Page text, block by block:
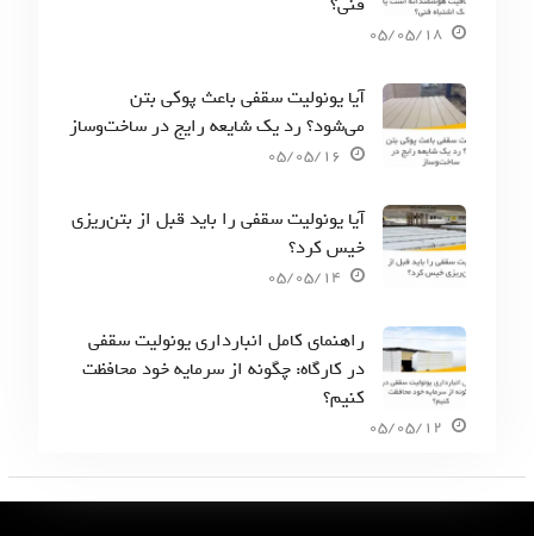
05/05/18
آیا یونولیت سقفی باعث پوکی بتن
می‌شود؟ رد یک شایعه رایج در ساخت‌وساز
05/05/16
آیا یونولیت سقفی را باید قبل از بتن‌ریزی
خیس کرد؟
05/05/14
راهنمای کامل انبارداری یونولیت سقفی
در کارگاه: چگونه از سرمایه خود محافظت
کنیم؟
05/05/12